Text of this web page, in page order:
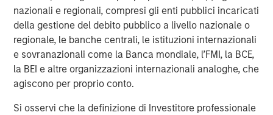
nazionali e regionali, compresi gli enti pubblici incaricati
della gestione del debito pubblico a livello nazionale o
regionale, le banche centrali, le istituzioni internazionali
e sovranazionali come la Banca mondiale, l’FMI, la BCE,
la BEI e altre organizzazioni internazionali analoghe, che
agiscono per proprio conto.
Si osservi che la definizione di Investitore professionale
www.morganstanley.com/im/privateequityasia .
About Morgan Stanley Investment Management
Morgan Stanley Investment Management, together with
its investment advisory affiliates, has more than 600
investment professionals around the world and $447
billion in assets under management or supervision as of